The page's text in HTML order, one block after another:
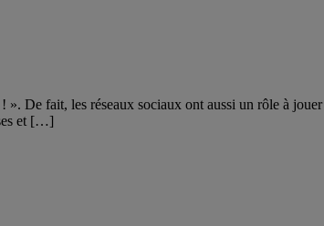
De fait, les réseaux sociaux ont aussi un rôle à
et […]